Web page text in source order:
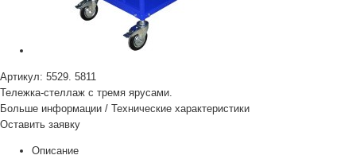
Артикул: 5529. 5811
Тележка-стеллаж с тремя ярусами.
Больше информации / Технические характеристики
Оставить заявку
Описание